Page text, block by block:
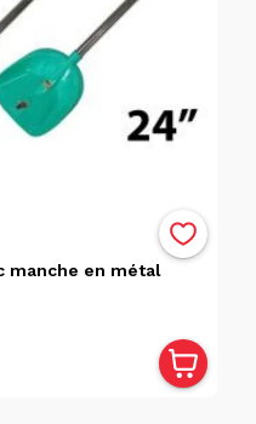
manche en métal